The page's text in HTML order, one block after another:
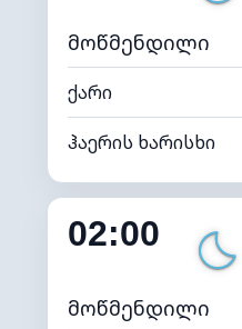
განათების ინდექსი
მოწმენდილი
ქარი
ჰაერის ხარისხი
შიდა ტენიანობა
ნამის წერტილი
განათების ინდექსი
02:00
მოწმენდილი